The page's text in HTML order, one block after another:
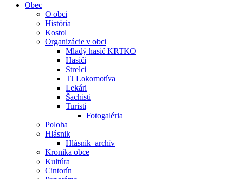
Obec
O obci
História
Kostol
Organizácie v obci
Mladý hasič KRTKO
Hasiči
Strelci
TJ Lokomotíva
Lekári
Šachisti
Turisti
Fotogaléria
Poloha
Hlásnik
Hlásnik–archív
Kronika obce
Kultúra
Cintorín